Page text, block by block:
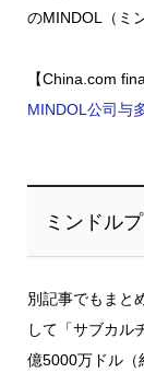
のMINDOL（ミ
【China.com
MINDOL公司与
ミンドル
別記事でもまと
して「サブカル
億5000万ドル（